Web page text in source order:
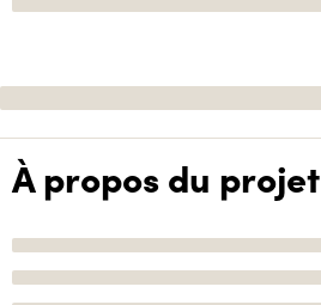
À propos du projet